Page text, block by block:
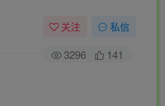
关注 私信
3296 141